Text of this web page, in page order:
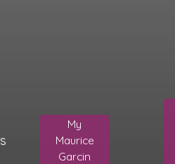
My
Maurice
Garcin